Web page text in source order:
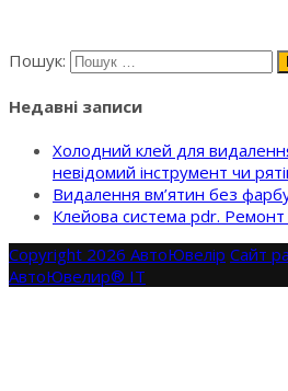
Пошук:
Недавні записи
Холодний клей для
невідомий інструмент чи
Видалення вм’ятин без
Клейова система pdr. Ремонт
Copyright 2026 АвтоЮвелір Сайт
АвтоЮвелир® IT